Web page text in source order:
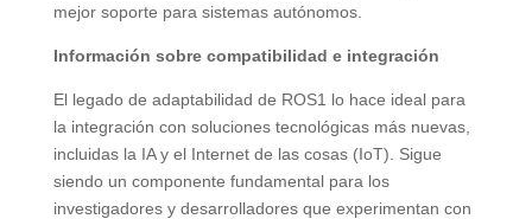
mejor soporte para sistemas autónomos.
Información sobre compatibilidad e integración
El legado de adaptabilidad de ROS1 lo hace ideal para
la integración con soluciones tecnológicas más nuevas,
incluidas la IA y el Internet de las cosas (IoT). Sigue
siendo un componente fundamental para los
investigadores y desarrolladores que experimentan con